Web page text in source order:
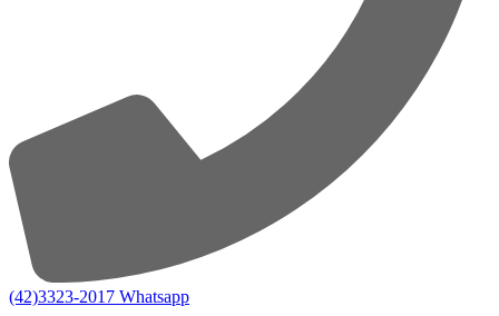
(42)3323-2017 Whatsapp